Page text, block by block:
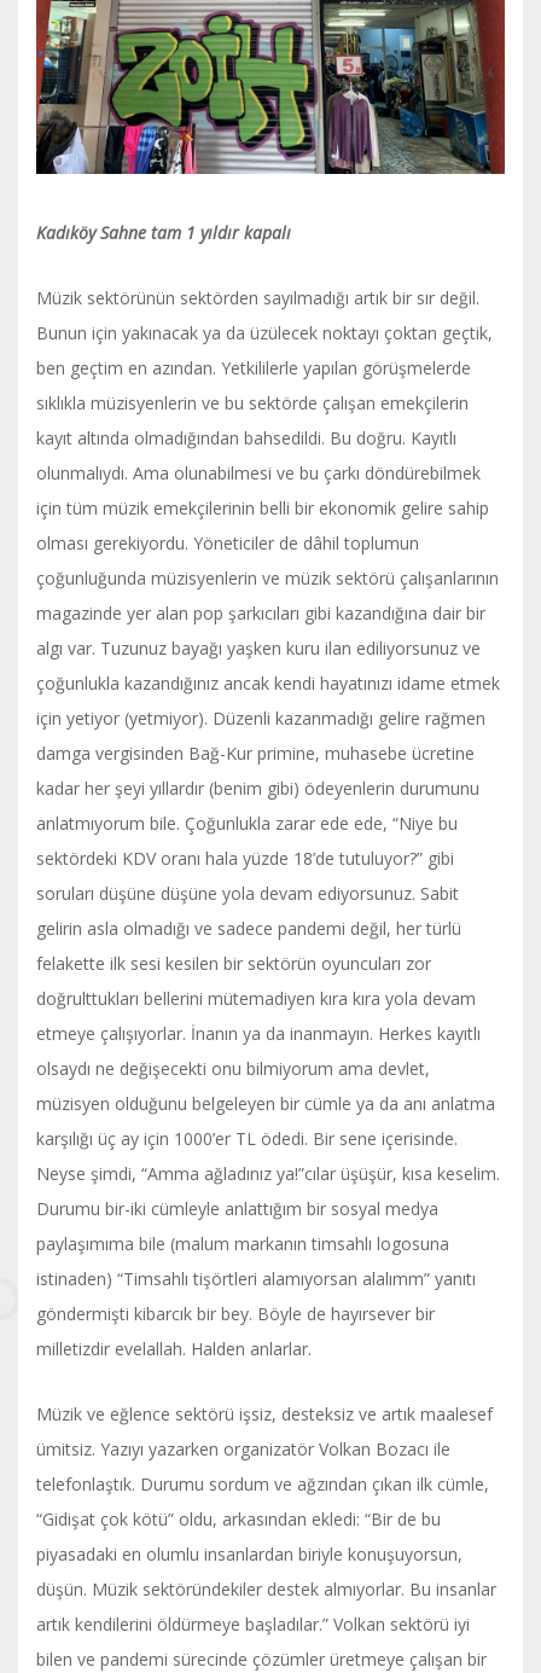
Kadıköy Sahne tam 1 yıldır kapalı
Müzik sektörünün sektörden sayılmadığı artık bir sır değil.
Bunun için yakınacak ya da üzülecek noktayı çoktan geçtik,
ben geçtim en azından. Yetkililerle yapılan görüşmelerde
sıklıkla müzisyenlerin ve bu sektörde çalışan emekçilerin
kayıt altında olmadığından bahsedildi. Bu doğru. Kayıtlı
olunmalıydı. Ama olunabilmesi ve bu çarkı döndürebilmek
için tüm müzik emekçilerinin belli bir ekonomik gelire sahip
olması gerekiyordu. Yöneticiler de dâhil toplumun
çoğunluğunda müzisyenlerin ve müzik sektörü çalışanlarının
magazinde yer alan pop şarkıcıları gibi kazandığına dair bir
algı var. Tuzunuz bayağı yaşken kuru ilan ediliyorsunuz ve
çoğunlukla kazandığınız ancak kendi hayatınızı idame etmek
için yetiyor (yetmiyor). Düzenli kazanmadığı gelire rağmen
damga vergisinden Bağ-Kur primine, muhasebe ücretine
kadar her şeyi yıllardır (benim gibi) ödeyenlerin durumunu
anlatmıyorum bile. Çoğunlukla zarar ede ede, “Niye bu
sektördeki KDV oranı hala yüzde 18’de tutuluyor?” gibi
soruları düşüne düşüne yola devam ediyorsunuz. Sabit
gelirin asla olmadığı ve sadece pandemi değil, her türlü
felakette ilk sesi kesilen bir sektörün oyuncuları zor
doğrulttukları bellerini mütemadiyen kıra kıra yola devam
etmeye çalışıyorlar. İnanın ya da inanmayın. Herkes kayıtlı
olsaydı ne değişecekti onu bilmiyorum ama devlet,
müzisyen olduğunu belgeleyen bir cümle ya da anı anlatma
karşılığı üç ay için 1000’er TL ödedi. Bir sene içerisinde.
Neyse şimdi, “Amma ağladınız ya!”cılar üşüşür, kısa keselim.
Durumu bir-iki cümleyle anlattığım bir sosyal medya
paylaşımıma bile (malum markanın timsahlı logosuna
istinaden) “Timsahlı tişörtleri alamıyorsan alalımm” yanıtı
göndermişti kibarcık bir bey. Böyle de hayırsever bir
milletizdir evelallah. Halden anlarlar.
Müzik ve eğlence sektörü işsiz, desteksiz ve artık maalesef
ümitsiz. Yazıyı yazarken organizatör Volkan Bozacı ile
telefonlaştık. Durumu sordum ve ağzından çıkan ilk cümle,
“Gidişat çok kötü” oldu, arkasından ekledi: “Bir de bu
piyasadaki en olumlu insanlardan biriyle konuşuyorsun,
düşün. Müzik sektöründekiler destek almıyorlar. Bu insanlar
artık kendilerini öldürmeye başladılar.” Volkan sektörü iyi
bilen ve pandemi sürecinde çözümler üretmeye çalışan bir